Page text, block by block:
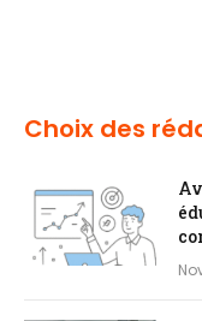
Choix des